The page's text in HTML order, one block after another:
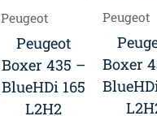
Peugeot
Peugeot
Boxer 435 –
BlueHDi 165
L2H2
Peugeot
Boxer